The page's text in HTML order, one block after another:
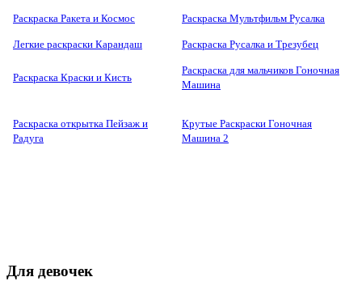
Раскраска Ракета и Космос Раскраска Мультфильм Русалка
Легкие раскраски Карандаш Раскраска Русалка и Трезубец
Раскраска Краски и Кисть
Раскраска для мальчиков Гоночная
Машина
Раскраска открытка Пейзаж и
Радуга
Крутые Раскраски Гоночная
Машина 2
Для девочек